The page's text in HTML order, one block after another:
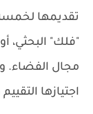
تقديمها
"فلك" البحثي،
مجال الفضاء.
اجتيازها